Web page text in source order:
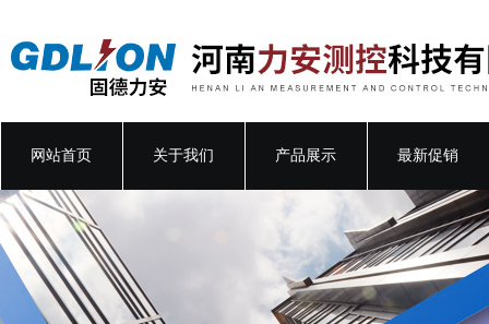
网站首页 关于我们 产品展示 最新促销